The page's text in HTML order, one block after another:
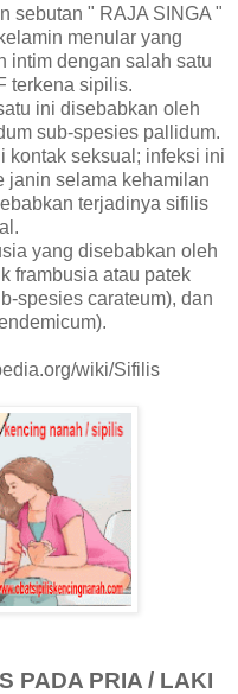
sebutan " RAJA SINGA "
menular yang
intim dengan salah satu
terkena sipilis.
ini disebabkan oleh
sub-spesies pallidum.
kontak seksual; infeksi ini
janin selama kehamilan
terjadinya sifilis
yang disebabkan oleh
frambusia atau patek
spesies carateum), dan
wiki/Sifilis
PADA PRIA / LAKI